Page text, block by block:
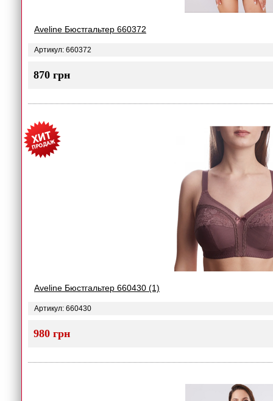
Aveline Бюстгальтер 660372
Артикул: 660372
870 грн
Aveline Бюстгальтер 660430 (1)
Артикул: 660430
980 грн